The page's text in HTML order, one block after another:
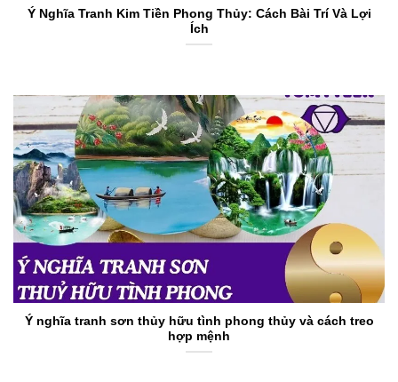
Ý Nghĩa Tranh Kim Tiền Phong Thủy: Cách Bài Trí Và Lợi
Ích
Ý nghĩa tranh sơn thủy hữu tình phong thủy và cách treo
hợp mệnh